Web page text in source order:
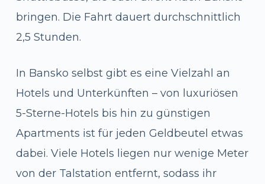
bringen. Die Fahrt dauert durchschnittlich
2,5 Stunden.
In Bansko selbst gibt es eine Vielzahl an
Hotels und Unterkünften – von luxuriösen
5-Sterne-Hotels bis hin zu günstigen
Apartments ist für jeden Geldbeutel etwas
dabei. Viele Hotels liegen nur wenige Meter
von der Talstation entfernt, sodass ihr